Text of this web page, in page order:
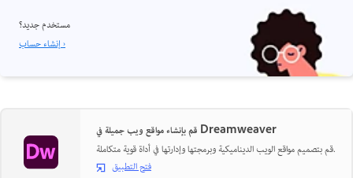
مستخدم جديد؟
إنشاء حساب ›
قم بإنشاء مواقع ويب جميلة في Dreamweaver
قم بتصميم مواقع الويب الديناميكية وبرمجتها وإدارتها في أداة قوية متكاملة.
فتح التطبيق